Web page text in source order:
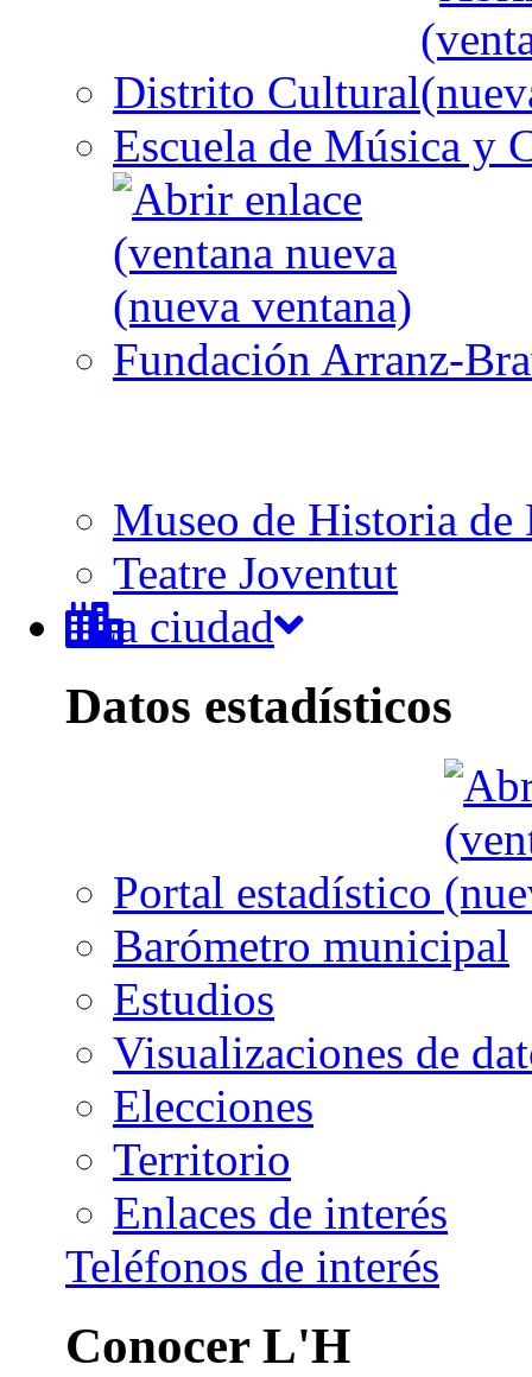
Distrito Cultural
Escuela de Música y
Fundación Arranz-
Museo de Historia de
Teatre Joventut
La ciudad
Datos estadísticos
Portal estadístico
Barómetro municipal
Estudios
Visualizaciones de
Elecciones
Territorio
Enlaces de interés
Teléfonos de interés
Conocer L'H